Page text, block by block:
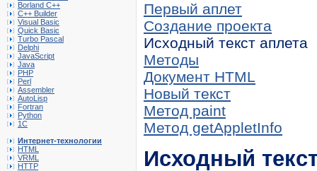
Borland C++
C++ Builder
Visual Basic
Quick Basic
Turbo Pascal
Delphi
JavaScript
Java
PHP
Perl
Assembler
AutoLisp
Fortran
Python
1C
Интернет-технологии
HTML
VRML
HTTP
Первый аплет
Создание проекта
Исходный текст аплета
Методы
Документ HTML
Новый текст
Метод paint
Метод getAppletInfo
Исходный